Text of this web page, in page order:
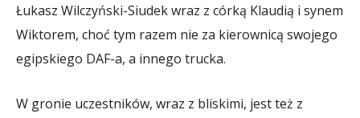
Łukasz Wilczyński-Siudek wraz z córką Klaudią i synem
Wiktorem, choć tym razem nie za kierownicą swojego
egipskiego DAF-a, a innego trucka.
W gronie uczestników, wraz z bliskimi, jest też z